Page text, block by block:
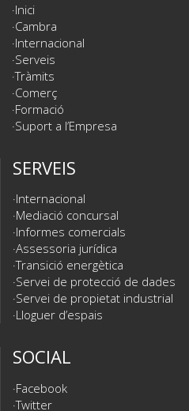
Inici
Cambra
Internacional
Serveis
Tràmits
Comerç
Formació
Suport a l’Empresa
SERVEIS
Internacional
Mediació concursal
Informes comercials
Assessoria jurídica
Transició energètica
Servei de protecció de dades
Servei de propietat industrial
Lloguer d’espais
SOCIAL
Facebook
Twitter